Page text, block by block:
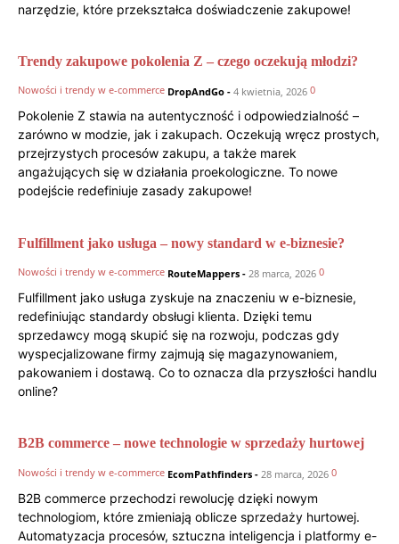
narzędzie, które przekształca doświadczenie zakupowe!
Trendy zakupowe pokolenia Z – czego oczekują młodzi?
Nowości i trendy w e-commerce DropAndGo - 4 kwietnia, 2026 0
Pokolenie Z stawia na autentyczność i odpowiedzialność –
zarówno w modzie, jak i zakupach. Oczekują wręcz prostych,
przejrzystych procesów zakupu, a także marek
angażujących się w działania proekologiczne. To nowe
podejście redefiniuje zasady zakupowe!
Fulfillment jako usługa – nowy standard w e-biznesie?
Nowości i trendy w e-commerce RouteMappers - 28 marca, 2026 0
Fulfillment jako usługa zyskuje na znaczeniu w e-biznesie,
redefiniując standardy obsługi klienta. Dzięki temu
sprzedawcy mogą skupić się na rozwoju, podczas gdy
wyspecjalizowane firmy zajmują się magazynowaniem,
pakowaniem i dostawą. Co to oznacza dla przyszłości handlu
online?
B2B commerce – nowe technologie w sprzedaży hurtowej
Nowości i trendy w e-commerce EcomPathfinders - 28 marca, 2026 0
B2B commerce przechodzi rewolucję dzięki nowym
technologiom, które zmieniają oblicze sprzedaży hurtowej.
Automatyzacja procesów, sztuczna inteligencja i platformy e-